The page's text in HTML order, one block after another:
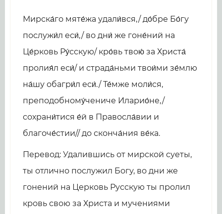
Мирска́го мяте́жа удали́вся,/ до́бре Бо́гу
послужи́л еси́,/ во дни́ же гоне́ний на
Це́рковь Ру́сскую/ кро́вь твою́ за Христа́
пролия́л еси́/ и страда́ньми твои́ми зе́млю
на́шу обагри́л еси́./ Те́мже моли́ся,
преподобному́чениче Иларио́не,/
сохрани́тися е́й в Правосла́вии и
благоче́стии// до сконча́ния ве́ка.
Перевод: Удалившись от мирской суеты,
ты отлично послужил Богу, во дни же
гонений на Церковь Русскую ты пролил
кровь свою за Христа и мучениями